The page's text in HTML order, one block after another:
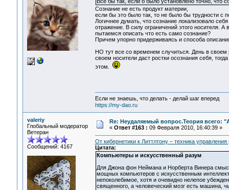
Сознание не есть продукт материи,
если бы это было так, то не было бы трудности с
Логичнее думать, что сознание локализовало
отражение. В силу ограничений этого носителя.
пытаемся описать что есть само сознание?
Причем упорно придерживаясь и способа
НО тут все со временем случиться. День в
своем носители даст ростки осознания себя,
этом.
Если не знаешь, что делать - делай шаг вперед
https://my-dao.ru
valeriy
Глобальный модератор
Ветеран
Сообщений: 4167
Re: Неудаляемый вопрос.Теория всего:
« Ответ #163 : 09 Февраля 2010, 16:40:39 »
От кибернетики к Литтлтону – техника
Цитата:
Компьютеры и искусственный разум
Для Джона фон Неймана и Норберта Винера
мощных компьютеров с искусственным
непоколебимое, хотя и очевидно нелепое
священного, а человеческий мозг есть машина,